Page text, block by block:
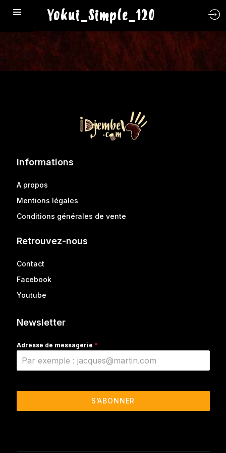
Yokui_Simple_120
Informations
A propos
Mentions légales
Conditions générales de vente
Retrouvez-nous
Contact
Facebook
Youtube
Newsletter
Adresse de messagerie *
S’ABONNER